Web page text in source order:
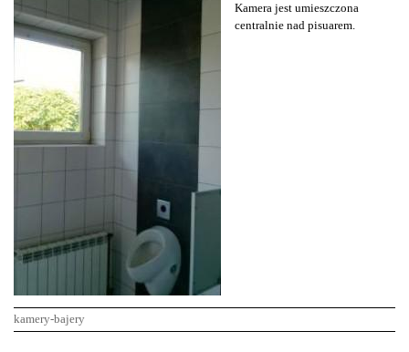
Kamera jest umieszczona
centralnie nad pisuarem.
kamery-bajery